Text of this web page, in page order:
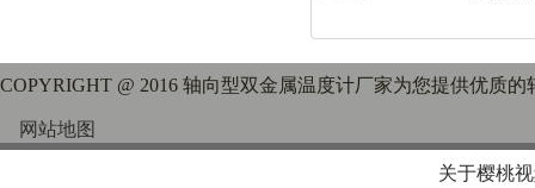
COPYRIGHT @ 2016 轴向型双金属温度计厂家为您提供优质的
网站地图
关于樱桃